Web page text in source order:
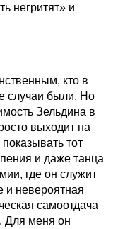
негритят» и
кто в
случаи были. Но
Зельдина в
выходит на
тот
и даже танца
где он служит
и невероятная
самоотдача
Для меня он